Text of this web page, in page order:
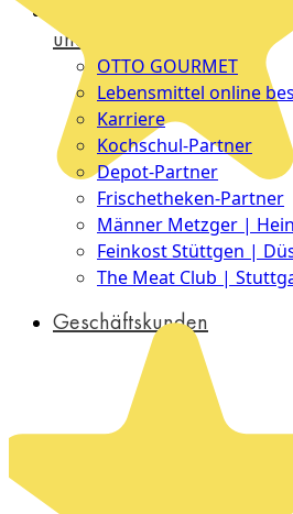
uns
OTTO GOURMET
Lebensmittel online
Karriere
Kochschul-Partner
Depot-Partner
Frischetheken-Partner
Männer Metzger |
Feinkost Stüttgen |
The Meat Club |
Geschäftskunden